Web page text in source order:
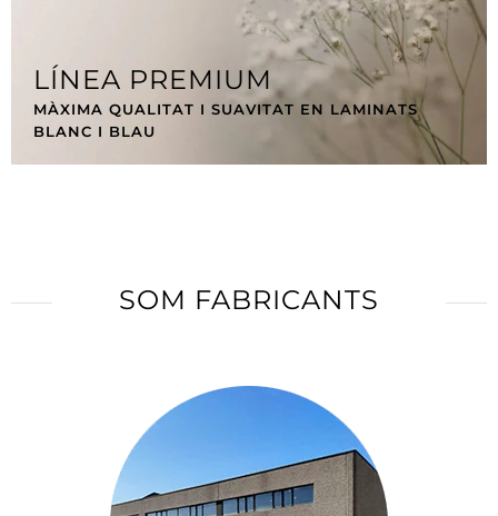
LÍNEA PREMIUM
MÀXIMA QUALITAT I SUAVITAT EN LAMINATS
BLANC I BLAU
SOM FABRICANTS